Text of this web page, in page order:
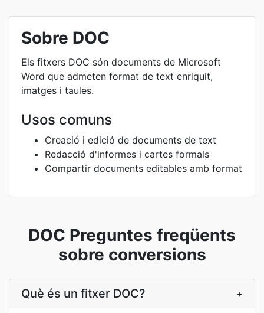
Sobre DOC
Els fitxers DOC són documents de Microsoft
Word que admeten format de text enriquit,
imatges i taules.
Usos comuns
Creació i edició de documents de text
Redacció d'informes i cartes formals
Compartir documents editables amb format
DOC Preguntes freqüents
sobre conversions
Què és un fitxer DOC? +